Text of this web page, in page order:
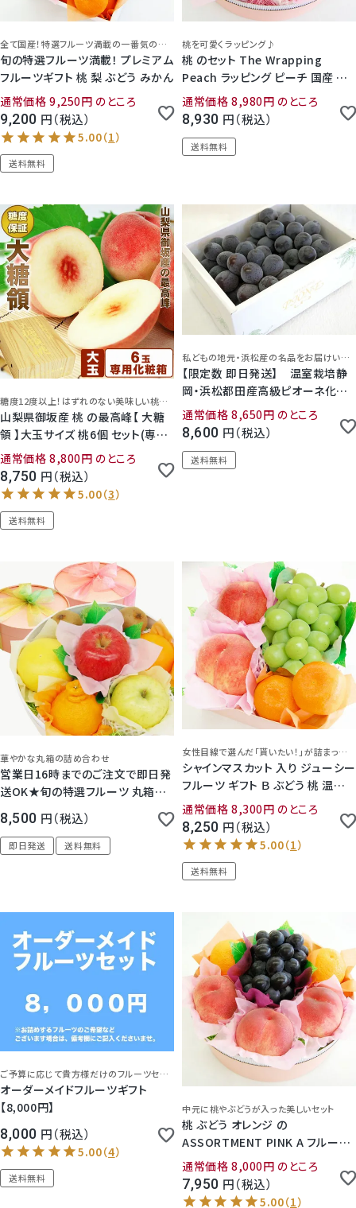
5.00（
全て国産！特選フルーツ満載の一番気の夏ギフト
旬の特選フルーツ満載！ プレミアム
フルーツギフト 桃 梨 ぶどう みかん
通常価格 9,250 のところ
9,200 税込
送料無料
桃を可愛くラッピング♪
桃 のセット The Wrapping
Peach ラッピング ピーチ 国産 フ
ルーツ
通常価格 8,980 のところ
8,930 税込
送料無料
糖度12度以上！はずれのない美味しい桃をお楽しみいただけます！かっこいい化粧箱はギフトにも最適
山梨県御坂産 桃 の最高峰【 大糖
領 】大玉サイズ 桃6個 セット(専用
化粧箱 入り)
通常価格 8,800 のところ
8,750 税込
5.00（ 3）
送料無料
私どもの地元・浜松産の名品をお届けいたします！
【限定数 即日発送】 温室栽培静
岡・浜松都田産高級ピオーネ化粧
箱入り（約1kg）
通常価格 8,650 のところ
8,600 税込
送料無料
華やかな丸箱の詰め合わせ
営業日16時までのご注文で即日発
送OK★旬の特選フルーツ 丸箱詰
8,500 税込
即日発送 送料無料
女性目線で選んだ「貰いたい！」が詰まった真心ギフト♪
シャインマスカット 入り ジューシー
フルーツ ギフト Ｂ ぶどう 桃 温室
みかん
通常価格 8,300 のところ
8,250 税込
送料無料
ご予算に応じて貴方様だけのフルーツセットお作りします！ 送料込(一部地域除く)
オーダーメイドフルーツギフト
【8,000円】
8,000 税込
送料無料
中元に桃やぶどうが入った美しいセット
桃 ぶどう オレンジ の
ASSORTMENT PINK A フルーツ
セット
通常価格 8,000 のところ
7,950 税込